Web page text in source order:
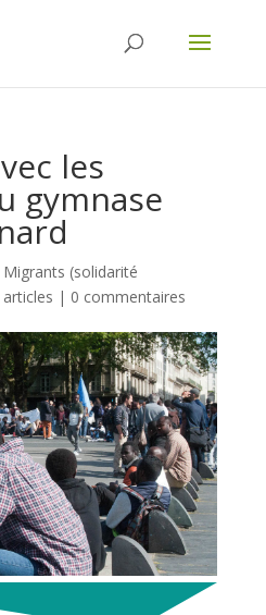
les
gymnase
Migrants (solidarité
| 0 commentaires